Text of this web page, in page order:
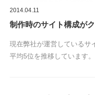
2014.04.11
制作時のサイト構成が
現在弊社が運営しているサ
平均5位を推移しています